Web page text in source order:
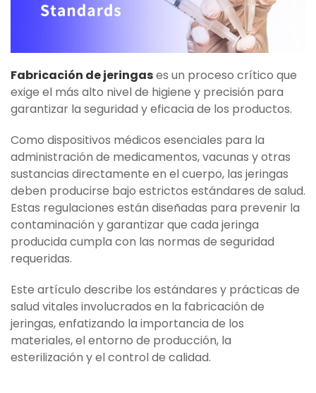
Fabricación de jeringases un proceso crítico que
exige el más alto nivel de higiene y precisión para
garantizar la seguridad y eficacia de los productos.
Como dispositivos médicos esenciales para la
administración de medicamentos, vacunas y otras
sustancias directamente en el cuerpo, las jeringas
deben producirse bajo estrictos estándares de salud.
Estas regulaciones están diseñadas para prevenir la
contaminación y garantizar que cada jeringa
producida cumpla con las normas de seguridad
requeridas.
Este artículo describe los estándares y prácticas de
salud vitales involucrados en la fabricación de
jeringas, enfatizando la importancia de los
materiales, el entorno de producción, la
esterilización y el control de calidad.